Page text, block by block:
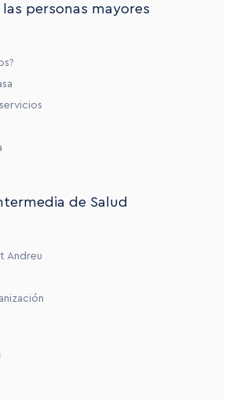
personas mayores
de Salud
Andreu